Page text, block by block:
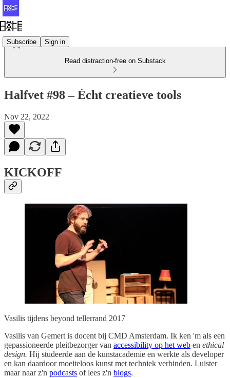
Subscribe Sign in
Read distraction-free on Substack
Halfvet #98 – Écht creatieve tools
Nov 22, 2022
KICKOFF
Vasilis tijdens beyond tellerrand 2017
Vasilis van Gemert is docent bij CMD Amsterdam. Ik ken 'm als een
gepassioneerde pleitbezorger van accessibility op het web en ethical
design. Hij studeerde aan de kunstacademie en werkte als developer
en kan daardoor moeiteloos kunst met techniek verbinden. Luister
maar naar z'n podcasts of lees z'n blogs.